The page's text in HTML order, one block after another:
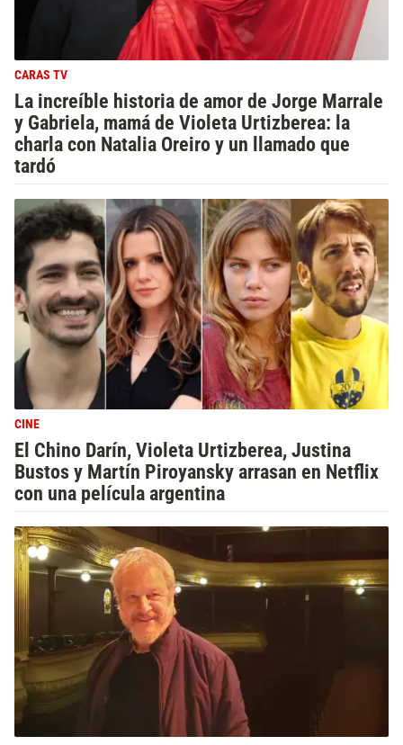
CARAS TV
La increíble historia de amor de Jorge Marrale
y Gabriela, mamá de Violeta Urtizberea: la
charla con Natalia Oreiro y un llamado que
tardó
CINE
El Chino Darín, Violeta Urtizberea, Justina
Bustos y Martín Piroyansky arrasan en Netflix
con una película argentina